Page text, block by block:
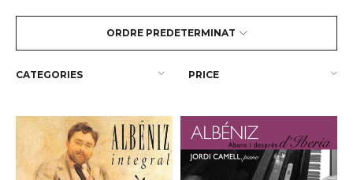
ORDRE PREDETERMINAT
CATEGORIES PRICE